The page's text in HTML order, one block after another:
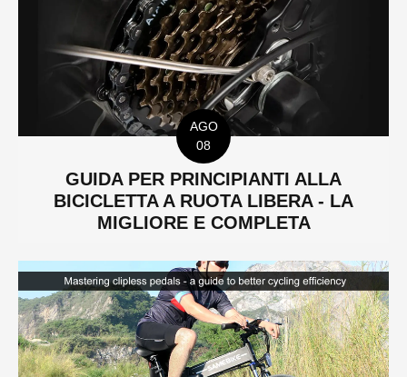
AGO
08
GUIDA PER PRINCIPIANTI ALLA
BICICLETTA A RUOTA LIBERA - LA
MIGLIORE E COMPLETA